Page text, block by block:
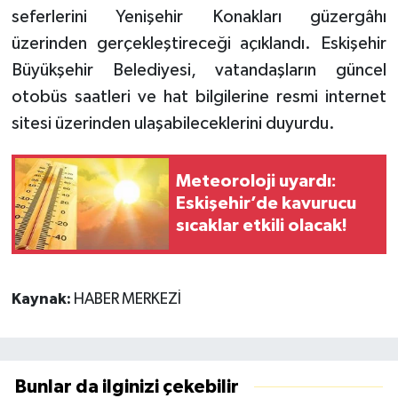
seferlerini Yenişehir Konakları güzergâhı
üzerinden gerçekleştireceği açıklandı. Eskişehir
Büyükşehir Belediyesi, vatandaşların güncel
otobüs saatleri ve hat bilgilerine resmi internet
sitesi üzerinden ulaşabileceklerini duyurdu.
Meteoroloji uyardı:
Eskişehir’de kavurucu
sıcaklar etkili olacak!
Kaynak: HABER MERKEZİ
Bunlar da ilginizi çekebilir